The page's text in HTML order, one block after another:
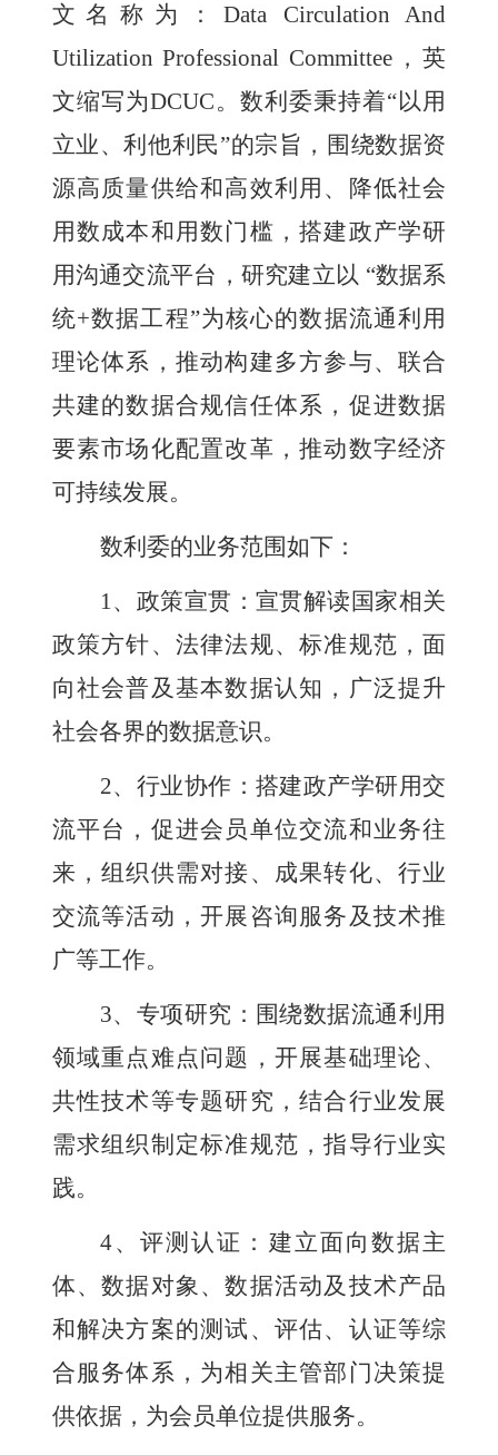
文名称为
： Data Circulation And
Utilization Professional Committee，英
文缩写为DCUC。 数利委秉持着“以用
立业、利他利民”的宗旨，围绕数据资
源高质量供给和高效利用、降低社会
用数成本和用数门槛，搭建政产学研
用沟通交流平台，研究建立以 “数据系
统+数据工程”为核心的数据流通利用
理论体系，推动构建多方参与、联合
共建的数据合规信任体系，促进数据
要素市场化配置改革，推动数字经济
可持续发展。
数利委的业务范围如下：
1、 政策宣贯：宣贯解读 国家相关
政策方针、 法律法规、标准规范 ，面
向社会普及基本数据认知，广泛提升
社会各界的数据意识。
2、 行业协作 ：搭建政产学研用交
流平台，促进会员单位交流和业务往
来，组织供需对接、 成果转化、行业
交流等活动 ，开展咨询服务及技术推
广等工作。
3、专项研究 ： 围绕数据流通利用
领域重点难点问题，开展基础理论、
共性技术等专题研究，结合行业发展
需求组织制定标准规范 ，指导行业实
践。
4、 评测认证：建立面向数据主
体、数据对象、数据活动及技术产品
和解决方案的测试、评估、认证等综
合服务体系，为相关主管部门决策提
供依据，为会员单位提供服务。